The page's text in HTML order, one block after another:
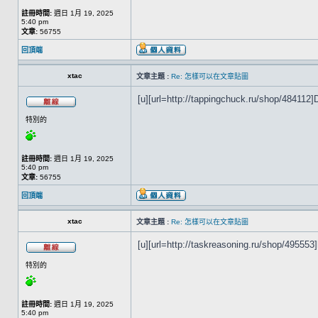
註冊時間: 週日 1月 19, 2025
5:40 pm
文章: 56755
回頂端
xtac 文章主題 : Re: 怎樣可以在文章貼圖
特別的
註冊時間: 週日 1月 19, 2025
5:40 pm
文章: 56755
[u][url=http://tappingchuck.ru/shop/
回頂端
xtac 文章主題 : Re: 怎樣可以在文章貼圖
特別的
註冊時間: 週日 1月 19, 2025
5:40 pm
[u][url=http://taskreasoning.ru/shop/